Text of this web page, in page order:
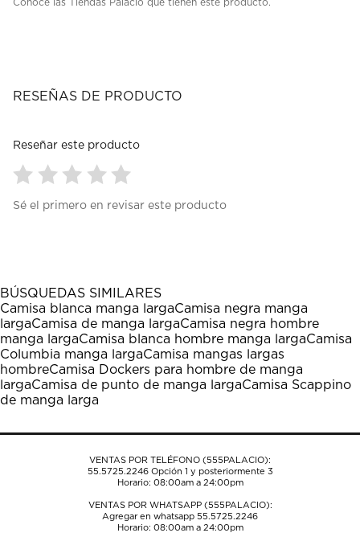
Conoce las Tiendas Palacio que tienen este producto.
RESEÑAS DE PRODUCTO
Reseñar este producto
para
1
estrella
Esta
acción
abrirá
el
formulario
de
envío.
para
estrellas.
Esta
acción
abrirá
el
formulario
de
envío.
para
estrellas.
Esta
acción
abrirá
el
formulario
de
envío.
para
estrellas.
Esta
acción
abrirá
el
formulario
de
envío.
para
estrellas.
Esta
acción
abrirá
el
formulario
de
Sé el primero en revisar este producto
BÚSQUEDAS SIMILARES
Camisa blanca manga largaCamisa negra manga
largaCamisa de manga largaCamisa negra hombre
manga largaCamisa blanca hombre manga largaCamisa
Columbia manga largaCamisa mangas largas
hombreCamisa Dockers para hombre de manga
largaCamisa de punto de manga largaCamisa Scappino
de manga larga
VENTAS POR TELÉFONO (555PALACIO):
55.5725.2246Opción 1 y posteriormente 3
Horario: 08:00am a 24:00pm
VENTAS POR WHATSAPP (555PALACIO):
Agregar en whatsapp 55.5725.2246
Horario: 08:00am a 24:00pm